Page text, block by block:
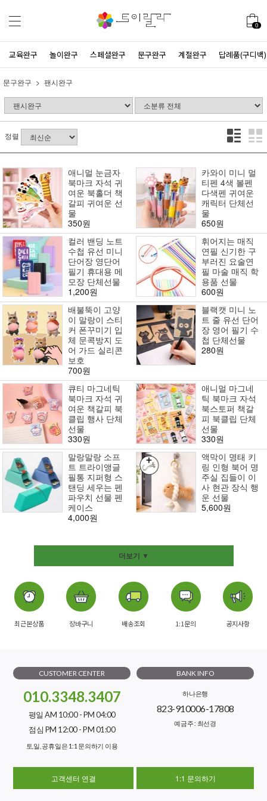
0
교육완구 놀이완구 스페셜완구 문구완구 계절완구 답례품(구디백)
문구완구 팬시완구
정렬
애니멀 눈금자
북마크 자석 귀
여운 북홀더 책
갈피 귀여운 선
물
350원
카와이 미니 멀
티펜 4색 볼펜
다색펜 귀여운
캐릭터 단체선
물
650원
컬러 밴딩 노트
수첩 유선 미니
단어장 영단어
필기 휴대용 메
모장 단체선물
1,200원
휘어지는 매직
연필 신기한 구
부러진 요술연
필 마술 매직 학
용품 선물
600원
배불뚝이 고양
이 말랑이 스티
커 폰꾸미기 입
체 문콕방지 도
어 가드 실리콘
보호
700원
블랙캣 미니 노
트 줄 유선 단어
장 영어 필기 수
첩 단체선물
280원
큐티 마그네틱
북마크 자석 귀
여운 책갈피 북
클립 행사 단체
선물
330원
애니멀 마그네
틱 북마크 자석
북스토퍼 책갈
피 북클립 단체
선물
330원
말랑말랑 소프
트 트라이앵글
필통 지퍼형 스
탠딩 세우는 펜
파우치 선물 펜
케이스
4,000원
액막이 명태 키
링 인형 북어 명
주실 집들이 이
사 현관 장식 행
운 선물
5,600원
더보기 ▼
최근본상품 장바구니 배송조회 1:1문의 공지사항
CUSTOMER CENTER
010.3348.3407
평일 AM 10:00 - PM 04:00
점심 PM 12:00 - PM 01:00
토,일, 공휴일은 1:1 문의하기 이용
BANK INFO
하나은행
823-910006-17808
예금주 : 최선경
고객센터 연결 1:1 문의하기